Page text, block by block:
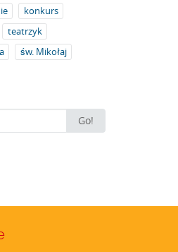
konkurs
teatrzyk
św. Mikołaj
Go!